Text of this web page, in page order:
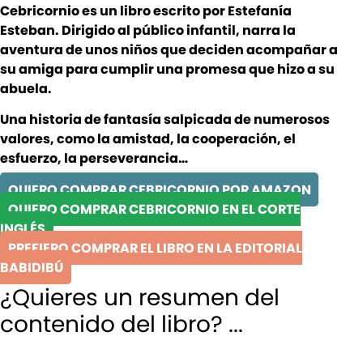
Cebricornio es un libro escrito por Estefanía
Esteban. Dirigido al público infantil, narra la
aventura de unos niños que deciden acompañar a
su amiga para cumplir una promesa que hizo a su
abuela.
Una historia de fantasía salpicada de numerosos
valores, como la amistad, la cooperación, el
esfuerzo, la perseverancia…
QUIERO COMPRAR CEBRICORNIO POR AMAZON
QUIERO COMPRAR CEBRICORNIO EN EL CORTE
INGLÉS
PREFIERO COMPRAR EL LIBRO EN LA EDITORIAL
BABIDIBÚ
¿Quieres un resumen del
contenido del libro? ...